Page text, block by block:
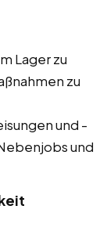
Lager zu
zu
und -
und